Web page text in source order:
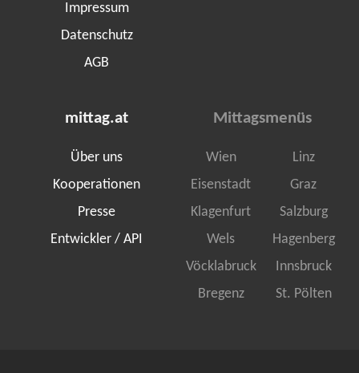
Impressum
Datenschutz
AGB
mittag.at
Über uns
Kooperationen
Presse
Entwickler / API
Mittagsmenüs
Wien
Linz
Eisenstadt
Graz
Klagenfurt
Salzburg
Wels
Hagenberg
Vöcklabruck
Innsbruck
Bregenz
St. Pölten